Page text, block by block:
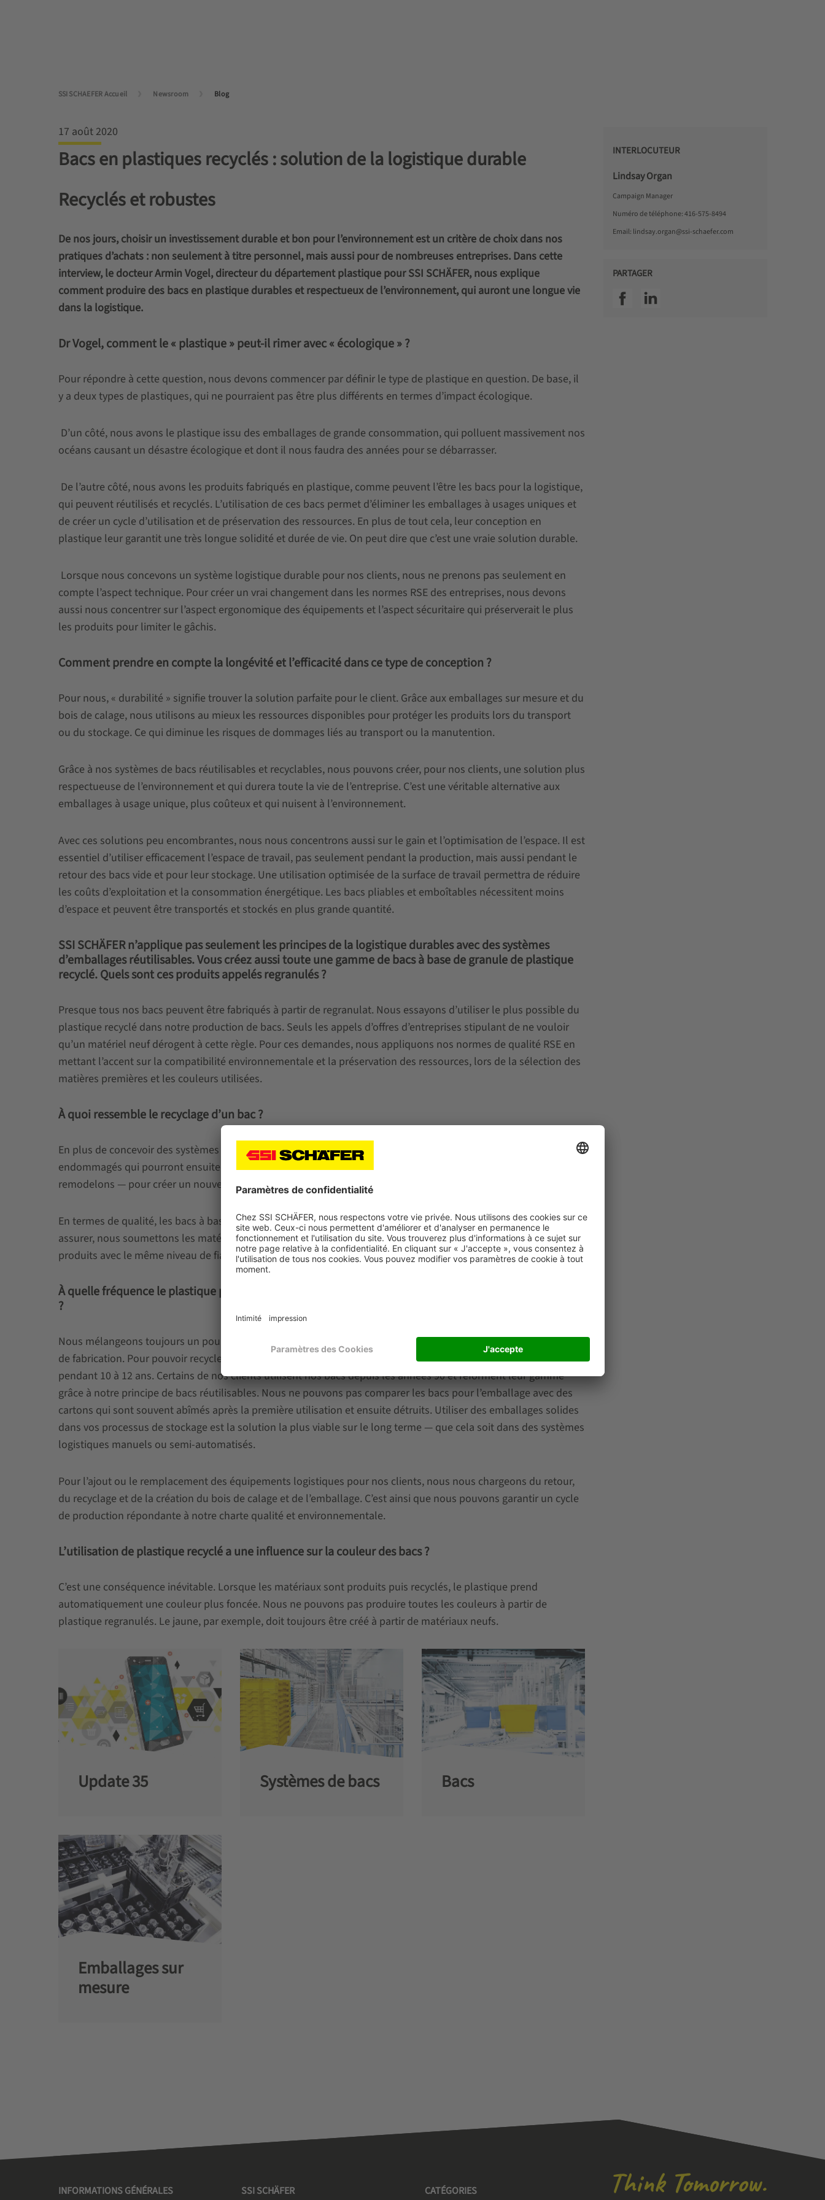
SSI SCHAEFER Accueil Newsroom Blog
17 août 2020
Bacs en plastiques recyclés : solution de la logistique durable
Recyclés et robustes
De nos jours, choisir un investissement durable et bon pour l’environnement est un critère de choix dans nos
pratiques d’achats : non seulement à titre personnel, mais aussi pour de nombreuses entreprises. Dans cette
interview, le docteur Armin Vogel, directeur du département plastique pour SSI SCHÄFER, nous explique
comment produire des bacs en plastique durables et respectueux de l’environnement, qui auront une longue vie
dans la logistique.
Dr Vogel, comment le « plastique » peut-il rimer avec « écologique » ?
Pour répondre à cette question, nous devons commencer par définir le type de plastique en question. De base, il
y a deux types de plastiques, qui ne pourraient pas être plus différents en termes d’impact écologique.
D’un côté, nous avons le plastique issu des emballages de grande consommation, qui polluent massivement nos
océans causant un désastre écologique et dont il nous faudra des années pour se débarrasser.
De l’autre côté, nous avons les produits fabriqués en plastique, comme peuvent l’être les bacs pour la logistique,
qui peuvent réutilisés et recyclés. L’utilisation de ces bacs permet d’éliminer les emballages à usages uniques et
de créer un cycle d’utilisation et de préservation des ressources. En plus de tout cela, leur conception en
plastique leur garantit une très longue solidité et durée de vie. On peut dire que c’est une vraie solution durable.
Lorsque nous concevons un système logistique durable pour nos clients, nous ne prenons pas seulement en
compte l’aspect technique. Pour créer un vrai changement dans les normes RSE des entreprises, nous devons
aussi nous concentrer sur l’aspect ergonomique des équipements et l’aspect sécuritaire qui préserverait le plus
les produits pour limiter le gâchis.
Comment prendre en compte la longévité et l’efficacité dans ce type de conception ?
Pour nous, « durabilité » signifie trouver la solution parfaite pour le client. Grâce aux emballages sur mesure et du
bois de calage, nous utilisons au mieux les ressources disponibles pour protéger les produits lors du transport
ou du stockage. Ce qui diminue les risques de dommages liés au transport ou la manutention.
Grâce à nos systèmes de bacs réutilisables et recyclables, nous pouvons créer, pour nos clients, une solution plus
respectueuse de l’environnement et qui durera toute la vie de l’entreprise. C’est une véritable alternative aux
emballages à usage unique, plus coûteux et qui nuisent à l’environnement.
Avec ces solutions peu encombrantes, nous nous concentrons aussi sur le gain et l’optimisation de l’espace. Il est
essentiel d’utiliser efficacement l’espace de travail, pas seulement pendant la production, mais aussi pendant le
retour des bacs vide et pour leur stockage. Une utilisation optimisée de la surface de travail permettra de réduire
les coûts d’exploitation et la consommation énergétique. Les bacs pliables et emboîtables nécessitent moins
d’espace et peuvent être transportés et stockés en plus grande quantité.
SSI SCHÄFER n’applique pas seulement les principes de la logistique durables avec des systèmes
d’emballages réutilisables. Vous créez aussi toute une gamme de bacs à base de granule de plastique
recyclé. Quels sont ces produits appelés regranulés ?
Presque tous nos bacs peuvent être fabriqués à partir de regranulat. Nous essayons d’utiliser le plus possible du
plastique recyclé dans notre production de bacs. Seuls les appels d’offres d’entreprises stipulant de ne vouloir
qu’un matériel neuf dérogent à cette règle. Pour ces demandes, nous appliquons nos normes de qualité RSE en
mettant l’accent sur la compatibilité environnementale et la préservation des ressources, lors de la sélection des
matières premières et les couleurs utilisées.
À quoi ressemble le recyclage d’un bac ?
En plus de concevoir des systèmes logistiques durables, nous facilitons le retour de bacs usagés ou
endommagés qui pourront ensuite être recyclés pour les regranuler. Nous faisons fondre les matériaux puis les
remodelons — pour créer un nouveau bac à partir des matériaux recyclés.
En termes de qualité, les bacs à base de plastique recyclé ne sont en rien inférieurs aux bacs neufs. Pour s’en
assurer, nous soumettons les matériaux recyclés à un contrôle qualité, afin de ne fournir à nos clients que des
produits avec le même niveau de fiabilité.
À quelle fréquence le plastique peut-il être réutilisé et quelle est la durée d’utilisation des bacs recyclés
?
Nous mélangeons toujours un pourcentage de matériaux recyclé avec des matériaux neufs dans nos processus
de fabrication. Pour pouvoir recycler aussi souvent que nous le voulons. En général, les bacs sont utilisés
pendant 10 à 12 ans. Certains de nos clients utilisent nos bacs depuis les années 90 et reforment leur gamme
grâce à notre principe de bacs réutilisables. Nous ne pouvons pas comparer les bacs pour l’emballage avec des
cartons qui sont souvent abîmés après la première utilisation et ensuite détruits. Utiliser des emballages solides
dans vos processus de stockage est la solution la plus viable sur le long terme — que cela soit dans des systèmes
logistiques manuels ou semi-automatisés.
Pour l’ajout ou le remplacement des équipements logistiques pour nos clients, nous nous chargeons du retour,
du recyclage et de la création du bois de calage et de l’emballage. C’est ainsi que nous pouvons garantir un cycle
de production répondante à notre charte qualité et environnementale.
L’utilisation de plastique recyclé a une influence sur la couleur des bacs ?
C’est une conséquence inévitable. Lorsque les matériaux sont produits puis recyclés, le plastique prend
automatiquement une couleur plus foncée. Nous ne pouvons pas produire toutes les couleurs à partir de
plastique regranulés. Le jaune, par exemple, doit toujours être créé à partir de matériaux neufs.
Update 35 Systèmes de bacs Bacs
Emballages sur
mesure
INTERLOCUTEUR
Lindsay Organ
Campaign Manager
Numéro de téléphone:416-575-8494
Email: lindsay.organ@ssi-schaefer.com
PARTAGER
SSI facebookSSI linkedin
INFORMATIONS GÉNÉRALES SSI SCHÄFER CATÉGORIES